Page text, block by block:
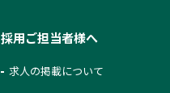
採用ご担当者様へ
求人の掲載について